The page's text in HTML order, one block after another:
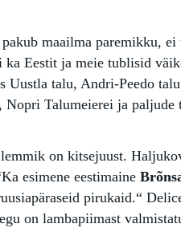
maailma paremikku, ei
ka Eestit ja meie tublisid
Uustla talu, Andri-Peedo
Talumeierei ja paljude
lemmik on kitsejuust.
esimene eestimaine
pirukaid.“
on lambapiimast